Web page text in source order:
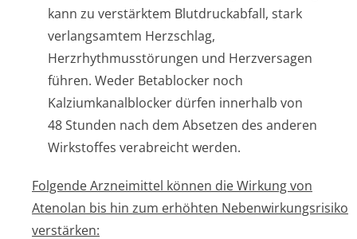
kann zu verstärktem Blutdruckabfall, stark
verlangsamtem Herzschlag,
Herzrhythmusstörun­gen und Herzversagen
führen. Weder Betablocker noch
Kalziumkanalblocker dürfen innerhalb von
48 Stunden nach dem Absetzen des anderen
Wirkstoffes verabreicht werden.
Folgende Arzneimittel können die Wirkung von
Atenolan bis hin zum erhöhten Nebenwirkungsrisiko
verstärken: